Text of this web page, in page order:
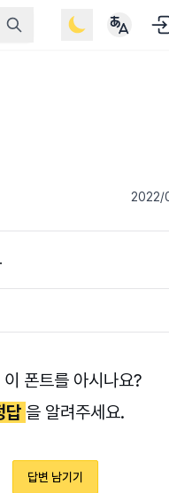
2022/
이 폰트를 아시나요?
답 을 알려주세요.
답변 남기기